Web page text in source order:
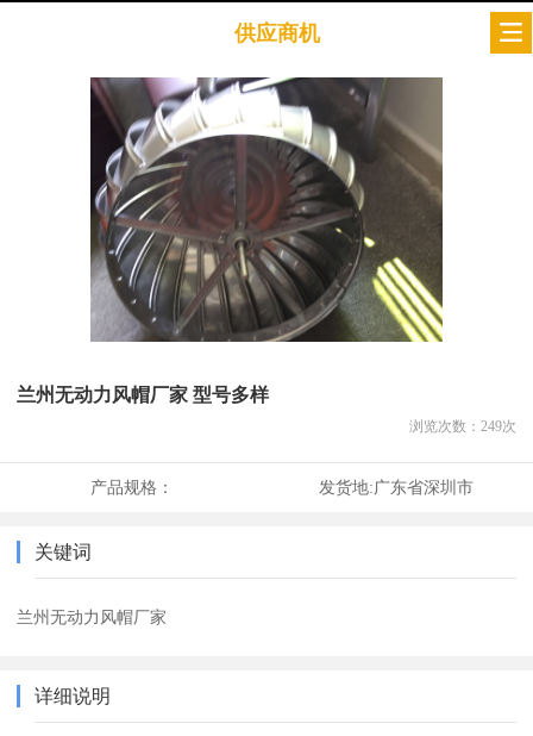
供应商机
兰州无动力风帽厂家 型号多样
浏览次数： 249次
产品规格： 发货地:广东省深圳市
关键词
兰州无动力风帽厂家
详细说明